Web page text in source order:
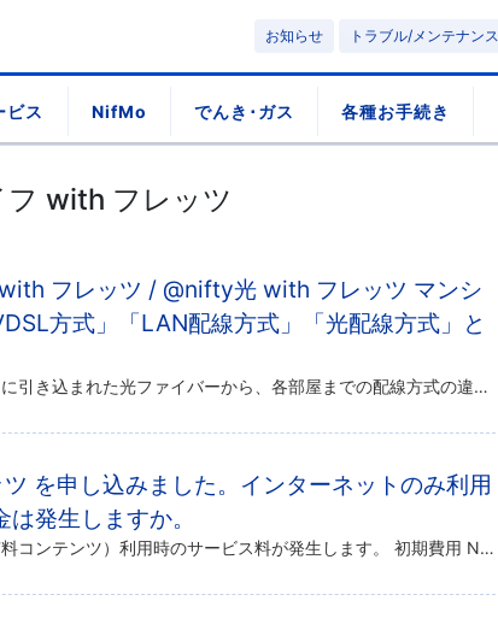
お知らせ トラブル/メンテナン
ビス NifMo でんき･ガス 各種お手続き
with フレッツ
フレッツ / @nifty光 with フレッツ マンシ
方式」「LAN配線方式」「光配線方式」と
マンション・集合住宅の共有スペースに引き込まれた光ファイバーから、各部屋までの配線方式の違いです。 VDSL方式 LAN配線もひかり配線もない場合に、既存の電話配線を利用して各戸まで接続する方式です。 室内では電話回線用 […]
を申し込みました。インターネットのみ利用
発生しますか。
初期費用や、オプションサービス（有料コンテンツ）利用時のサービス料が発生します。 初期費用 NTT工事費について詳しくは、以下のページをご覧ください。 フレッツ光「@nifty光ライフ with フレッツ」料金詳細 ※ […]